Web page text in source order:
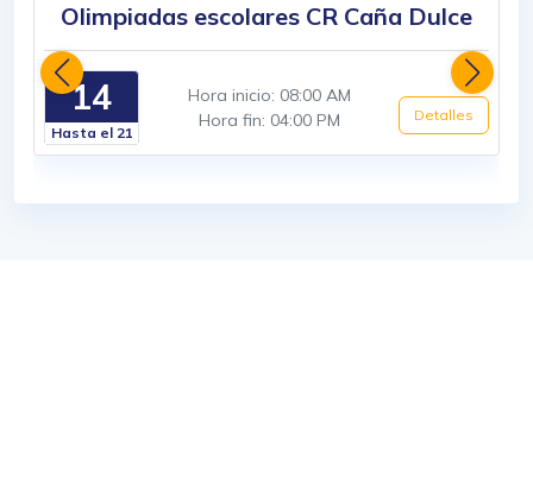
Olimpiadas escolares CR Caña Dulce
14
Hasta el 21
Hora inicio: 08:00 AM
Hora fin: 04:00 PM
Detalles